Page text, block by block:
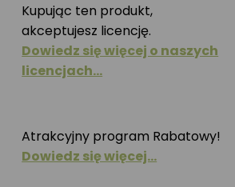
Kupując ten produkt,
akceptujesz licencję.
Dowiedz się więcej o naszych
licencjach…
Atrakcyjny program Rabatowy!
Dowiedz się więcej…